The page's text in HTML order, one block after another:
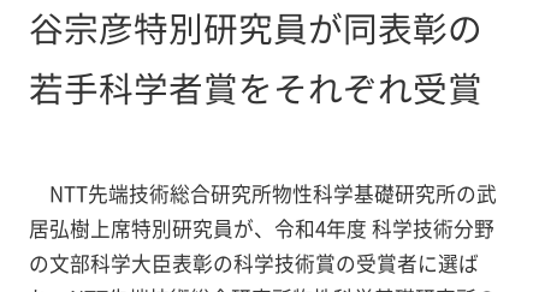
谷宗彦特別研究員が同表彰の
若手科学者賞をそれぞれ受賞
NTT先端技術総合研究所物性科学基礎研究所の武
居弘樹上席特別研究員が、令和4年度 科学技術分野
の文部科学大臣表彰の科学技術賞の受賞者に選ば